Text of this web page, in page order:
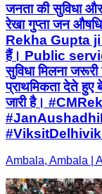
जनता की सुविधा
रेखा गुप्ता जन
Rekha Gupta ji ने
हैं। Public
सुविधा मिलना
प्राथमिकता देते हुए
जारी है।
Ambala, Ambala |